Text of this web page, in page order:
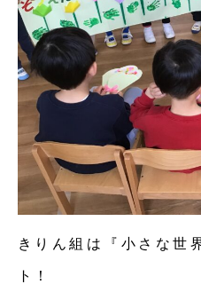
きりん組は『小さな世
ト！